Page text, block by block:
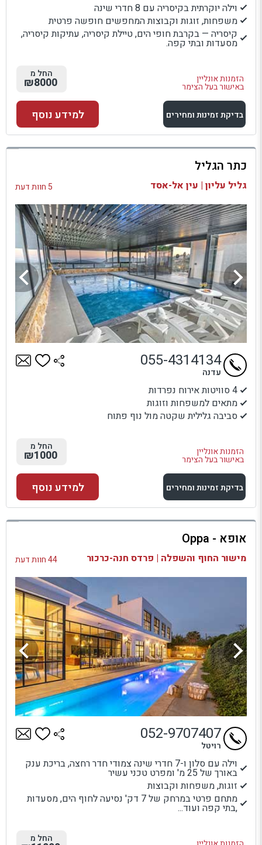
וילה יוקרתית בקיסריה עם 8 חדרי שינה
משפחות, זוגות וקבוצות המחפשים חופשה פרטית
קיסריה — בקרבת חופי הים, טיילת קיסריה, עתיקות קיסריה,
מסעדות ובתי קפה.
הזמנות אונליין
באישור בעל הצימר
החל מ
₪8000
בדיקת זמינות ומחירים
למתחם זה
בדיקת זמינות ומחירים
למידע נוסף
כתר הגליל
גליל עליון | עין אל-אסד 5 חוות דעת
4 סוויטות אירוח נפרדות
מתאים למשפחות וזוגות
סביבה גלילית שקטה מול נוף פתוח
הזמנות אונליין
באישור בעל הצימר
055-4314134
עדנה
החל מ
₪1000
בדיקת זמינות ומחירים
למתחם זה
בדיקת זמינות ומחירים
למידע נוסף
אופא - Oppa
מישור החוף והשפלה | פרדס חנה-כרכור 44 חוות דעת
וילה עם סלון ו-7 חדרי שינה צמודי חדר רחצה, בריכת ענק
באורך של 25 מ' ומפרט טכני עשיר
זוגות, משפחות וקבוצות
מתחם פרטי במרחק של 7 דק' נסיעה לחוף הים, מסעדות
,בתי קפה ועוד...
052-9707407
רויטל
החל מ